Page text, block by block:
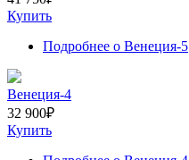
Купить
Подробнее о Венеция-5
Венеция-4
32 900₽
Купить